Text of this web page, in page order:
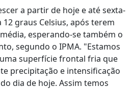
a partir de hoje e até sexta-
graus Celsius, após terem
esperando-se também o
segundo o IPMA. "Estamos
superfície frontal fria que
precipitação e intensificação
dia de hoje. Assim temos